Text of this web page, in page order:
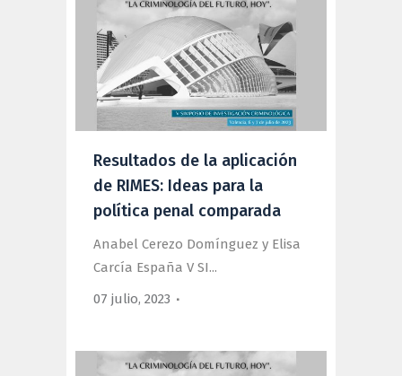
Resultados de la aplicación
de RIMES: Ideas para la
política penal comparada
Anabel Cerezo Domínguez y Elisa
Carcía España V SI...
07 julio, 2023